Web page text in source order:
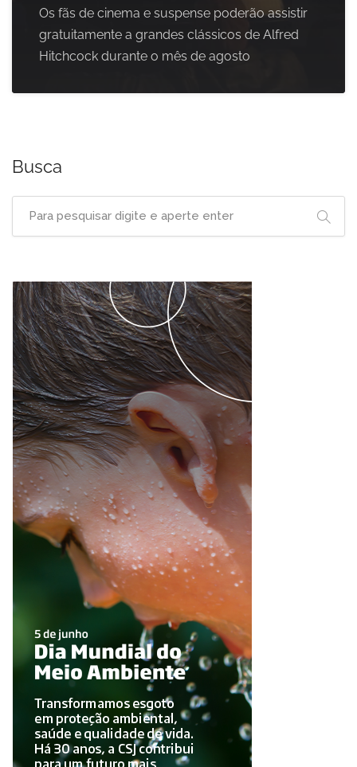
Os fãs de cinema e suspense poderão assistir
gratuitamente a grandes clássicos de Alfred
Hitchcock durante o mês de agosto
Busca